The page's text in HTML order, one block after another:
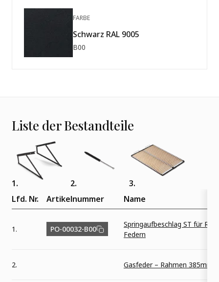
FARBE
Schwarz RAL 9005
B00
Liste der Bestandteile
1. 2.
3.
Lfd. Nr.
Artikelnummer Name
1. PO-00032-B00
Springaufbeschlag ST für
Federn
2. Gasfeder – Rahmen 385mm